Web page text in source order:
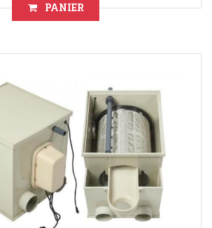
PANIER